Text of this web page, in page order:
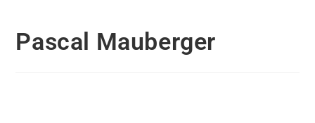
Pascal Mauberger